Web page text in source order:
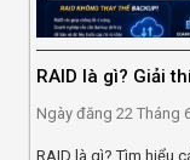
RAID là gì? Giải
Ngày đăng 22 Tháng
RAID là gì? Tìm hiểu